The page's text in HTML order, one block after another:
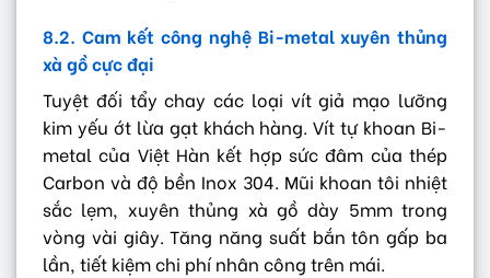
8.2. Cam kết công nghệ Bi-metal xuyên thủng
xà gồ cực đại
Tuyệt đối tẩy chay các loại vít giả mạo lưỡng
kim yếu ớt lừa gạt khách hàng. Vít tự khoan Bi-
metal của Việt Hàn kết hợp sức đâm của thép
Carbon và độ bền Inox 304. Mũi khoan tôi nhiệt
sắc lẹm, xuyên thủng xà gồ dày 5mm trong
vòng vài giây. Tăng năng suất bắn tôn gấp ba
lần, tiết kiệm chi phí nhân công trên mái.